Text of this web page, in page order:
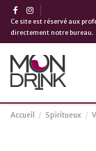
Ce site est réservé aux
directement notre bureau.
Accueil Spiritueux